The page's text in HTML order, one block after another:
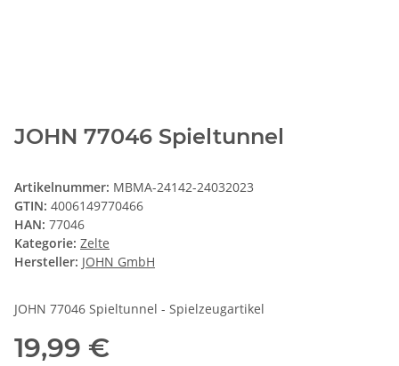
JOHN 77046 Spieltunnel
Artikelnummer: MBMA-24142-24032023
GTIN: 4006149770466
HAN: 77046
Kategorie: Zelte
Hersteller: JOHN GmbH
JOHN 77046 Spieltunnel - Spielzeugartikel
19,99 €